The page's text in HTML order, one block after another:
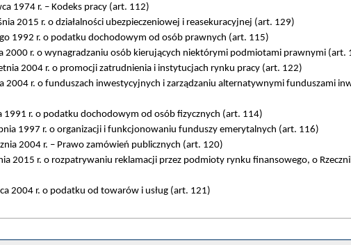
1974 r. – Kodeks pracy (art. 112)
2015 r. o działalności ubezpieczeniowej i reasekuracyjnej (art. 129)
1992 r. o podatku dochodowym od osób prawnych (art. 115)
2000 r. o wynagradzaniu osób kierujących niektórymi podmiotami prawnymi (art.
2004 r. o promocji zatrudnienia i instytucjach rynku pracy (art. 122)
2004 r. o funduszach inwestycyjnych i zarządzaniu alternatywnymi funduszami
1991 r. o podatku dochodowym od osób fizycznych (art. 114)
1997 r. o organizacji i funkcjonowaniu funduszy emerytalnych (art. 116)
2004 r. – Prawo zamówień publicznych (art. 120)
2015 r. o rozpatrywaniu reklamacji przez podmioty rynku finansowego, o
2004 r. o podatku od towarów i usług (art. 121)